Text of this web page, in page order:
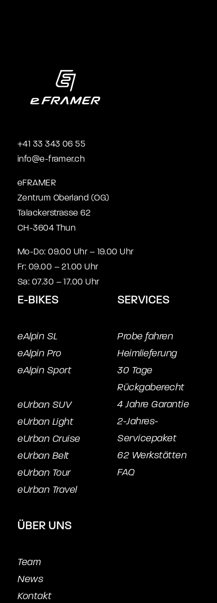
+41 33 343 06 55
info@e-framer.ch
eFRAMER
Zentrum Oberland (OG)
Talackerstrasse 62
CH-3604 Thun
Mo-Do: 09.00 Uhr – 19.00 Uhr
Fr: 09.00 – 21.00 Uhr
Sa: 07.30 – 17.00 Uhr
E-BIKES
eAlpin SL
eAlpin Pro
eAlpin Sport
eUrban SUV
eUrban Light
eUrban Cruise
eUrban Belt
eUrban Tour
eUrban Travel
SERVICES
Probe fahren
Heimlieferung
30 Tage
Rückgaberecht
4 Jahre Garantie
2-Jahres-
Servicepaket
62 Werkstätten
FAQ
ÜBER UNS
Team
News
Kontakt